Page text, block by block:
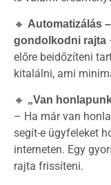
🔸 Automatizálás
gondolkodni rajta
előre beidőzíteni
kitalálni, ami
🔸 „Van
– Ha már van
segít-e ügyfeleket
interneten. Egy
rajta frissíteni.